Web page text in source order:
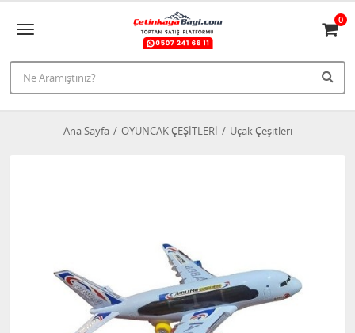
0
Ana Sayfa OYUNCAK ÇEŞİTLERİ Uçak Çeşitleri